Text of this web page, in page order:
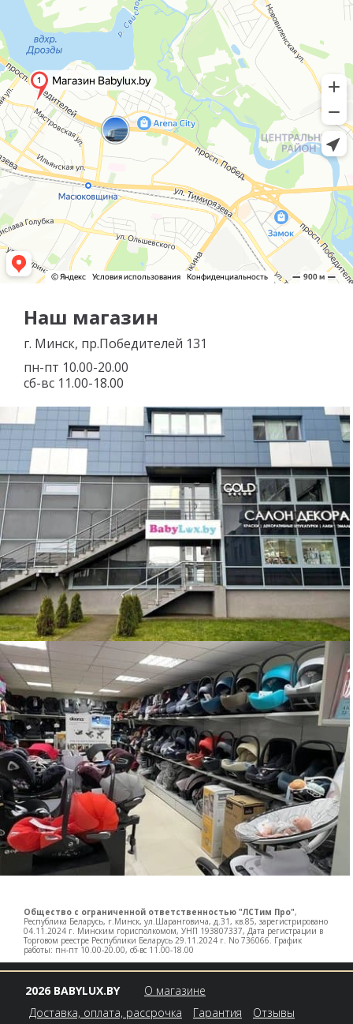
Наш магазин
г. Минск, пр.Победителей 131
пн-пт 10.00-20.00
сб-вс 11.00-18.00
Общество с ограниченной ответственностью "ЛСТим Про",
Республика Беларусь, г.Минск, ул.Шаранговича, д.31, кв.85, зарегистрировано
04.11.2024 г. Минским горисполкомом, УНП 193807337, Дата регистрации в
Торговом реестре Республики Беларусь 29.11.2024 г. No 736066. График
работы: пн-пт 10.00-20.00, сб-вс 11.00-18.00
2026 BABYLUX.BY
О магазине
Доставка, оплата, рассрочка
Гарантия Отзывы